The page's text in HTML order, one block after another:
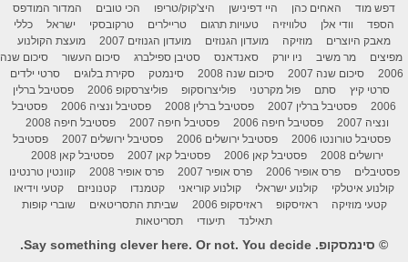
דפש מוד
האחים כהן היי דפינישן היצ'קוק/טריפו הכי טובים
המדור המודפס
הספד
וודי אלן טלוויזיה טעויות תרגום טריילרים טרקובסקי ישראל
כללי
מאבק היוצרים
מוזיקה מועדון הגנוזים מועדון הגנוזים 2007
מועצת הקולנוע
מפיצים
מר משיב ניו יורק סאנדאנס סטיבן ספילברג סיכום העשור
סיכום שנה
2006
סיכום שנה 2007 סיכום שנה 2008 סינמטק סקירת בלוגים
סרטי ילדים
סרטי קיץ
סתם פול מקרטני פוליצרוסקופ פוליצרסקופ 2006
פסטיבל ברלין
2006
פסטיבל ברלין 2007 פסטיבל ברלין 2008 פסטיבל ונציה 2006
פסטיבל
ונציה 2007
פסטיבל חיפה 2006 פסטיבל חיפה 2007
פסטיבל חיפה 2008
פסטיבל טורונטו 2006
פסטיבל ירושלים 2006 פסטיבל ירושלים 2007
פסטיבל
ירושלים 2008
פסטיבל קאן 2006 פסטיבל קאן 2007
פסטיבל קאן 2008
פסטיבלים
פרס אופיר 2006 פרס אופיר 2007 פרס אופיר 2008
קוונטין טרנטינו
קולנוע איטלקי
קולנוע ישראלי קולנוע קוריאני קטמנדו קטנוניזם
קטעי וידיאו
קטעי מוזיקה
ראזיסקופ ראזיסקופ 2006 שביתת התסריטאים
שוברי קופות
תאילנד
תיעודי תסריטאות
© סינמסקופ. Say something clever here. Or not. You decide.